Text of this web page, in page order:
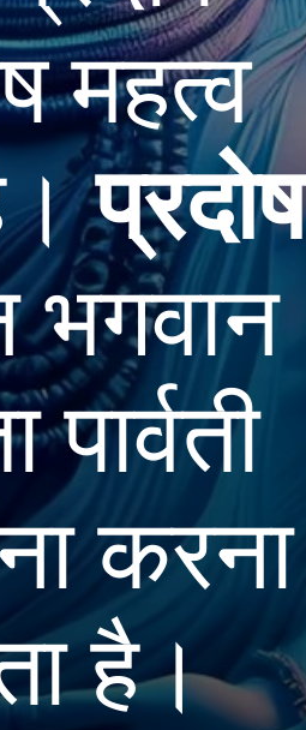
महत्व
प्रदोष
करना
है।